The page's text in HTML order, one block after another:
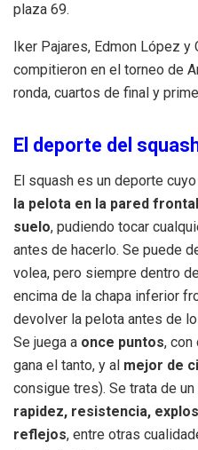
plaza 69.
Iker Pajares, Edmon López
compitieron en el torneo de
ronda, cuartos de final y
El deporte del
El squash es un deporte
la pelota en la pared
suelo, pudiendo tocar
antes de hacerlo. Se puede
volea, pero siempre dentro
encima de la chapa inferior
devolver la pelota antes de
Se juega a once puntos, con
gana el tanto, y al mejor de
consigue tres). Se trata de
rapidez, resistencia,
reflejos, entre otras